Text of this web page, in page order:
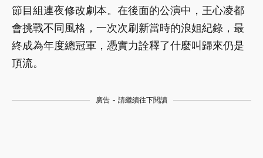
節目組連夜修改劇本。在後面的公演中，王心凌都
會挑戰不同風格，一次次刷新當時的浪姐紀錄，最
終成為年度總冠軍，憑實力詮釋了什麼叫歸來仍是
頂流。
廣告 - 請繼續往下閱讀